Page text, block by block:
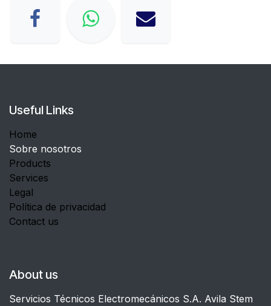
Useful Links
Home
Sobre nosotros
Products
Services
Legal
Política de privacidad
Contact us
About us
Servicios Técnicos Electromecánicos S.A. Avila Stem